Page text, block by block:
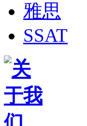
雅思
SSAT